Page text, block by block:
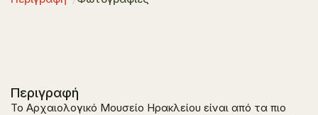
Περιγραφή
Το Αρχαιολογικό Μουσείο Ηρακλείου είναι από τα πιο